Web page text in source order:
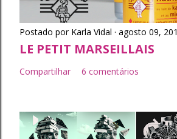
Postado por Karla Vidal agosto 09,
LE PETIT MARSEILLAIS
Compartilhar 6 comentários